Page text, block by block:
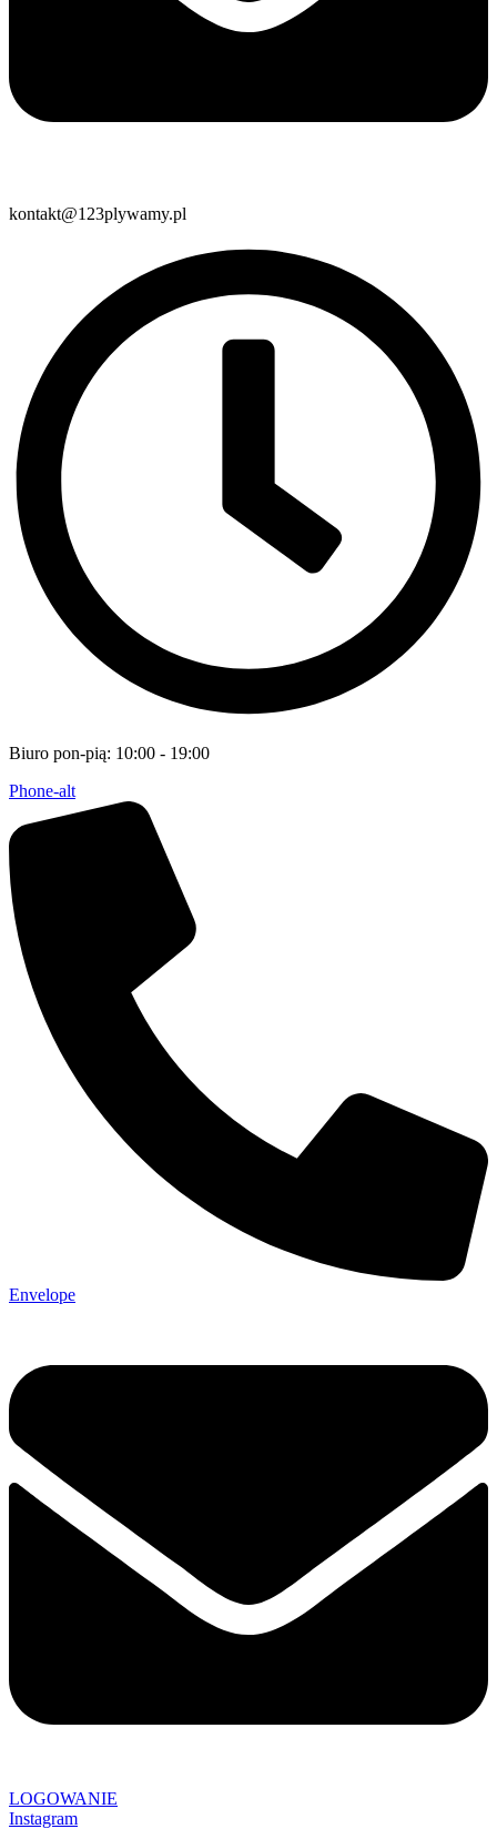
kontakt@123plywamy.pl
Biuro pon-pią: 10:00 - 19:00
Phone-alt
Envelope
LOGOWANIE
Instagram